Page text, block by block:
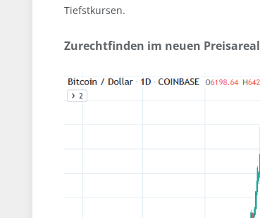
Tiefstkursen.
Zurechtfinden im neuen Preisareal